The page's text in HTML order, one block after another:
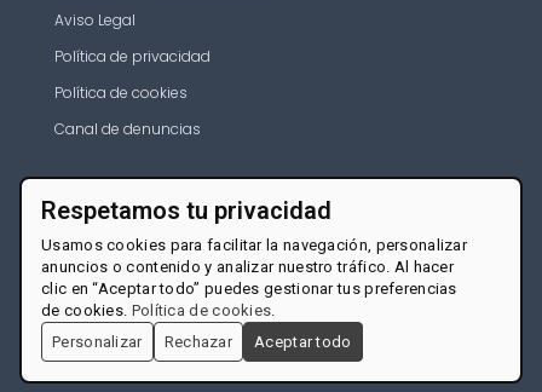
Aviso Legal
Política de privacidad
Política de cookies
Canal de denuncias
Respetamos tu privacidad
Usamos cookies para facilitar la navegación, personalizar
anuncios o contenido y analizar nuestro tráfico. Al hacer
clic en “Aceptar todo” puedes gestionar tus preferencias
de cookies. Política de cookies.
Personalizar
Rechazar Aceptar todo